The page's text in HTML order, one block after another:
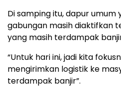
Di samping itu, dapur umum
gabungan masih diaktifkan
yang masih terdampak
“Untuk hari ini, jadi kita
mengirimkan logistik ke
terdampak banjir”.